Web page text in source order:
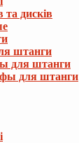
та дисків
штанги
для штанги
для штанги